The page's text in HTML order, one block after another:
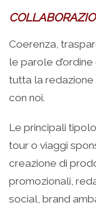
Coerenza,
le parole
tutta la
con noi.
Le principali
tour o viaggi
creazione di
promozionali,
social, brand